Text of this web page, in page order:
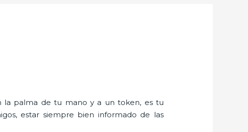
la palma de tu mano y a un token, es tu
estar siempre bien informado de las